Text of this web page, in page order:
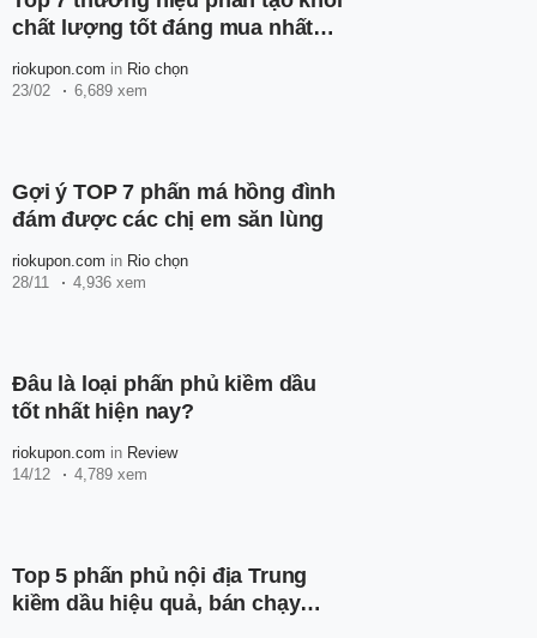
chất lượng tốt đáng mua nhất
riokupon.com in Rio chọn
23/02
6,689 xem
Gợi ý TOP 7 phấn má hồng đình
đám được các chị em săn lùng
riokupon.com in Rio chọn
28/11
4,936 xem
Đâu là loại phấn phủ kiềm dầu
tốt nhất hiện nay?
riokupon.com in Review
14/12
4,789 xem
Top 5 phấn phủ nội địa Trung
kiềm dầu hiệu quả, bán chạy